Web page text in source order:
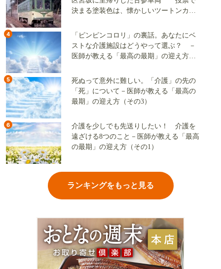
決まる塗装色は、懐かしいツートンカラ
4
「ピンピンコロリ」の裏話。あなたにベ
ストな介護施設はどうやって選ぶ？ －
医師が教える「最高の最期」の迎え方
5
死ぬって意外に難しい。「介護」の先の
「死」について－医師が教える「最高の
最期」の迎え方（その3）
6
介護を少しでも先送りしたい！ 介護を
遠ざける8つのこと－医師が教える「最高
の最期」の迎え方（その1）
ランキングをもっと見る